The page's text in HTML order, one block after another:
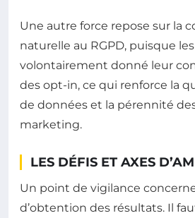
Une autre force repose sur la
naturelle au RGPD, puisque
volontairement donné leur
des opt-in, ce qui renforce la
de données et la pérennité
marketing.
LES DÉFIS ET AXES
Un point de vigilance
d’obtention des résultats. Il